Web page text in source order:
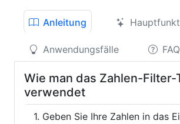
Anleitung
Anwendungsfälle FAQ
Wie man das Zahlen-Filter-
verwendet
Geben Sie Ihre Zahlen in das